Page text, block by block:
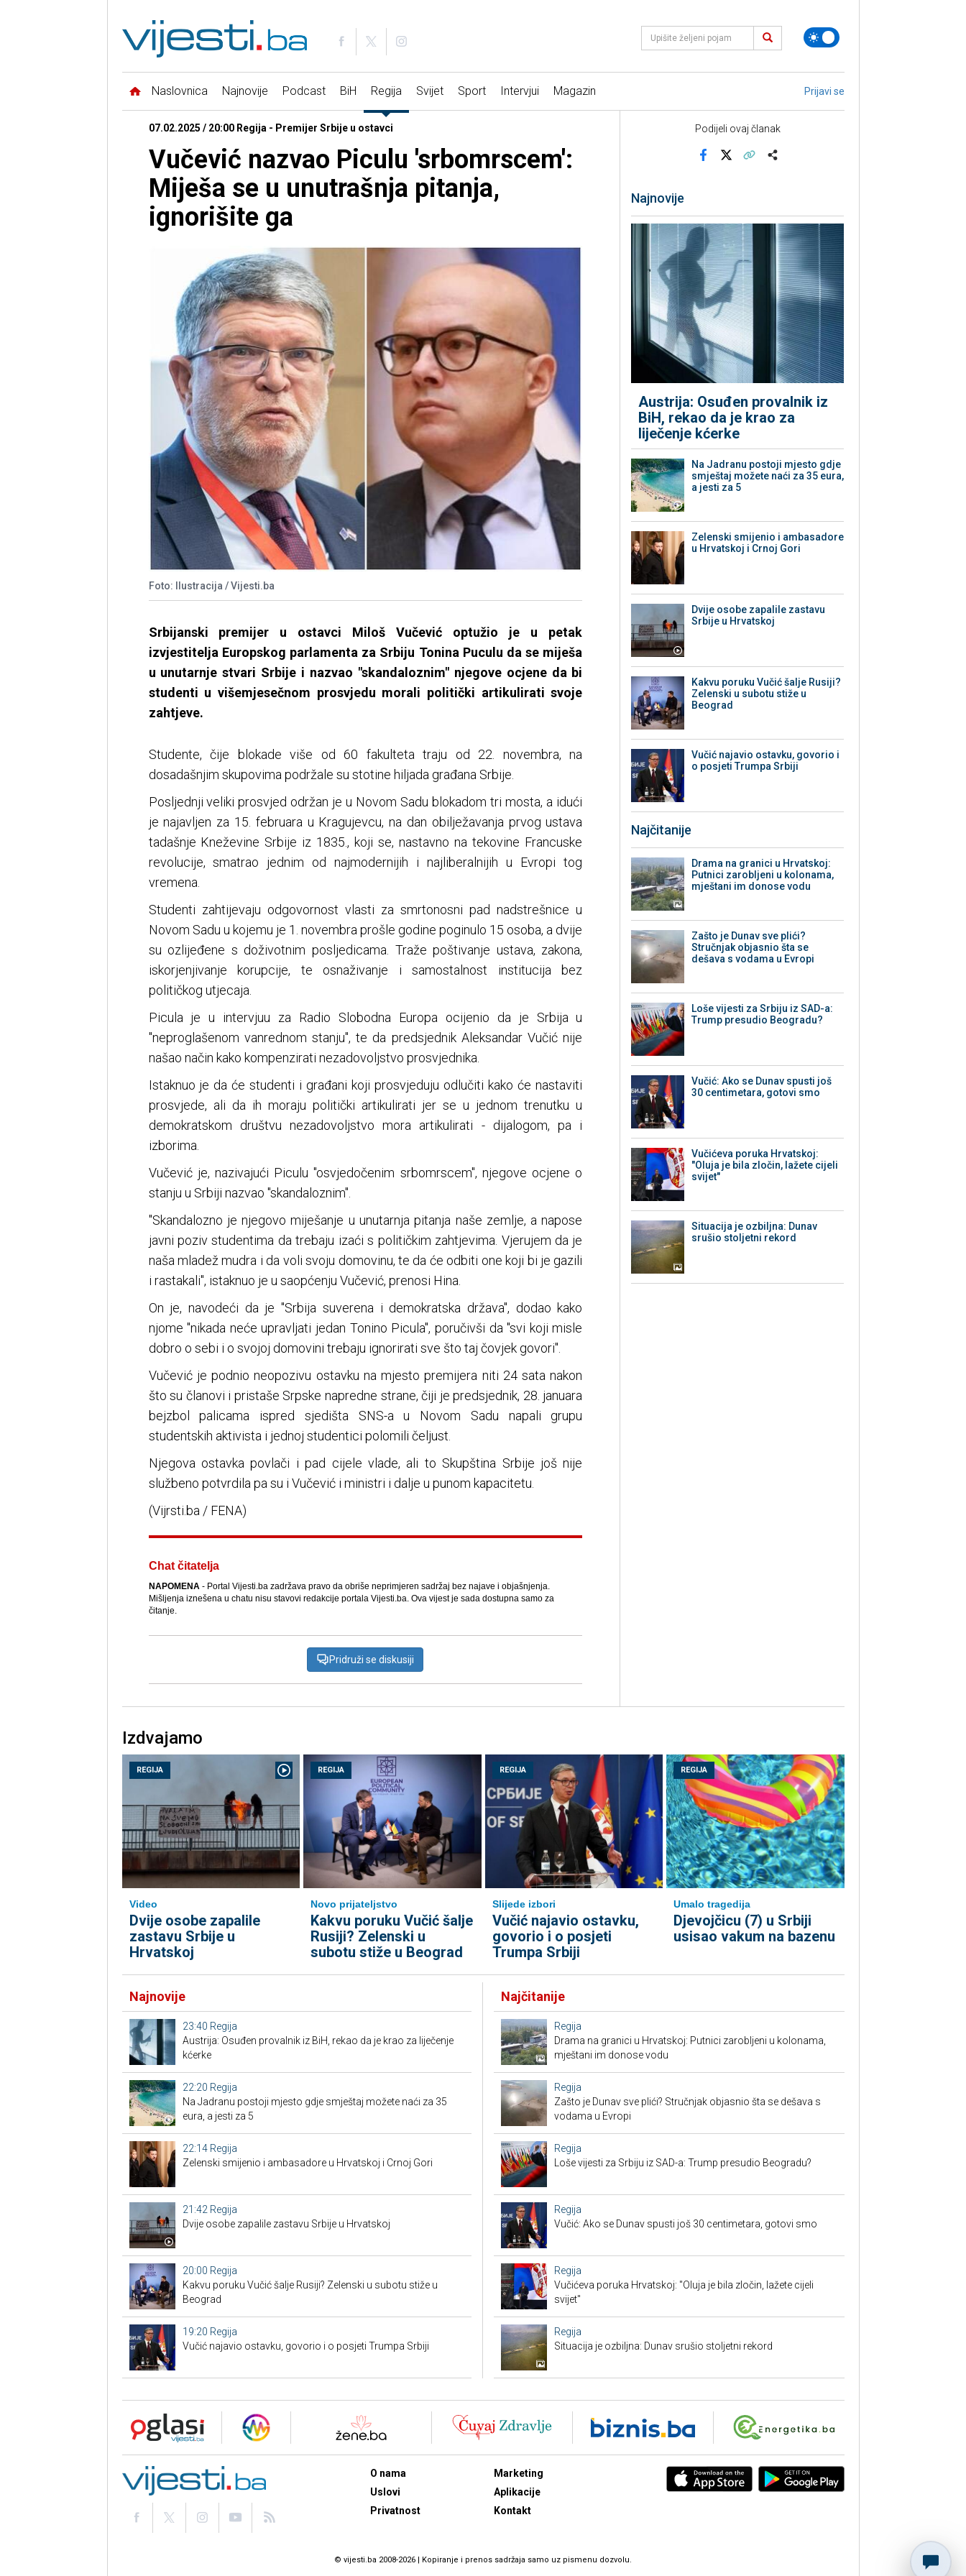
Naslovnica Najnovije Podcast BiH Regija Svijet Sport Intervjui Magazin Prijavi se
07.02.2025 / 20:00 Regija - Premijer Srbije u ostavci
Vučević nazvao Piculu 'srbomrscem':
Miješa se u unutrašnja pitanja,
ignorišite ga
Foto: Ilustracija / Vijesti.ba
Srbijanski premijer u ostavci Miloš Vučević optužio je u petak
izvjestitelja Europskog parlamenta za Srbiju Tonina Puculu da se miješa
u unutarnje stvari Srbije i nazvao "skandaloznim" njegove ocjene da bi
studenti u višemjesečnom prosvjedu morali politički artikulirati svoje
zahtjeve.
Studente, čije blokade više od 60 fakulteta traju od 22. novembra, na
dosadašnjim skupovima podržale su stotine hiljada građana Srbije.
Posljednji veliki prosvjed održan je u Novom Sadu blokadom tri mosta, a idući
je najavljen za 15. februara u Kragujevcu, na dan obilježavanja prvog ustava
tadašnje Kneževine Srbije iz 1835., koji se, nastavno na tekovine Francuske
revolucije, smatrao jednim od najmodernijih i najliberalnijih u Evropi tog
vremena.
Studenti zahtijevaju odgovornost vlasti za smrtonosni pad nadstrešnice u
Novom Sadu u kojemu je 1. novembra prošle godine poginulo 15 osoba, a dvije
su ozlijeđene s doživotnim posljedicama. Traže poštivanje ustava, zakona,
iskorjenjivanje korupcije, te osnaživanje i samostalnost institucija bez
političkog utjecaja.
Picula je u intervjuu za Radio Slobodna Europa ocijenio da je Srbija u
"neproglašenom vanrednom stanju", te da predsjednik Aleksandar Vučić nije
našao način kako kompenzirati nezadovoljstvo prosvjednika.
Istaknuo je da će studenti i građani koji prosvjeduju odlučiti kako će nastaviti
prosvjede, ali da ih moraju politički artikulirati jer se u jednom trenutku u
demokratskom društvu nezadovoljstvo mora artikulirati - dijalogom, pa i
izborima.
Vučević je, nazivajući Piculu "osvjedočenim srbomrscem", njegove ocjene o
stanju u Srbiji nazvao "skandaloznim".
"Skandalozno je njegovo miješanje u unutarnja pitanja naše zemlje, a napose
javni poziv studentima da trebaju izaći s političkim zahtjevima. Vjerujem da je
naša mladež mudra i da voli svoju domovinu, te da će odbiti one koji bi je gazili
i rastakali", istaknuo je u saopćenju Vučević, prenosi Hina.
On je, navodeći da je "Srbija suverena i demokratska država", dodao kako
njome "nikada neće upravljati jedan Tonino Picula", poručivši da "svi koji misle
dobro o sebi i o svojoj domovini trebaju ignorirati sve što taj čovjek govori".
Vučević je podnio neopozivu ostavku na mjesto premijera niti 24 sata nakon
što su članovi i pristaše Srpske napredne strane, čiji je predsjednik, 28. januara
bejzbol palicama ispred sjedišta SNS-a u Novom Sadu napali grupu
studentskih aktivista i jednoj studentici polomili čeljust.
Njegova ostavka povlači i pad cijele vlade, ali to Skupština Srbije još nije
službeno potvrdila pa su i Vučević i ministri i dalje u punom kapacitetu.
(Vijrsti.ba / FENA)
Chat čitatelja
NAPOMENA- Portal Vijesti.ba zadržava pravo da obriše neprimjeren sadržaj bez najave i objašnjenja.
Mišljenja iznešena u chatu nisu stavovi redakcije portala Vijesti.ba. Ova vijest je sada dostupna samo za
čitanje.
Pridruži se diskusiji
Podijeli ovaj članak
Najnovije
Austrija: Osuđen provalnik iz
BiH, rekao da je krao za
liječenje kćerke
Na Jadranu postoji mjesto gdje
smještaj možete naći za 35 eura,
a jesti za 5
Zelenski smijenio i ambasadore
u Hrvatskoj i Crnoj Gori
Dvije osobe zapalile zastavu
Srbije u Hrvatskoj
Kakvu poruku Vučić šalje Rusiji?
Zelenski u subotu stiže u
Beograd
Vučić najavio ostavku, govorio i
o posjeti Trumpa Srbiji
Najčitanije
Drama na granici u Hrvatskoj:
Putnici zarobljeni u kolonama,
mještani im donose vodu
Zašto je Dunav sve plići?
Stručnjak objasnio šta se
dešava s vodama u Evropi
Loše vijesti za Srbiju iz SAD-a:
Trump presudio Beogradu?
Vučić: Ako se Dunav spusti još
30 centimetara, gotovi smo
Vučićeva poruka Hrvatskoj:
"Oluja je bila zločin, lažete cijeli
svijet"
Situacija je ozbiljna: Dunav
srušio stoljetni rekord
Izdvajamo
REGIJA
Video
Dvije osobe zapalile
zastavu Srbije u
Hrvatskoj
REGIJA
Novo prijateljstvo
Kakvu poruku Vučić šalje
Rusiji? Zelenski u
subotu stiže u Beograd
REGIJA
Slijede izbori
Vučić najavio ostavku,
govorio i o posjeti
Trumpa Srbiji
REGIJA
Umalo tragedija
Djevojčicu (7) u Srbiji
usisao vakum na bazenu
Najnovije
23:40 Regija
Austrija: Osuđen provalnik iz BiH, rekao da je krao za liječenje
kćerke
22:20 Regija
Na Jadranu postoji mjesto gdje smještaj možete naći za 35
eura, a jesti za 5
22:14 Regija
Zelenski smijenio i ambasadore u Hrvatskoj i Crnoj Gori
21:42 Regija
Dvije osobe zapalile zastavu Srbije u Hrvatskoj
20:00 Regija
Kakvu poruku Vučić šalje Rusiji? Zelenski u subotu stiže u
Beograd
19:20 Regija
Vučić najavio ostavku, govorio i o posjeti Trumpa Srbiji
Najčitanije
Regija
Drama na granici u Hrvatskoj: Putnici zarobljeni u kolonama,
mještani im donose vodu
Regija
Zašto je Dunav sve plići? Stručnjak objasnio šta se dešava s
vodama u Evropi
Regija
Loše vijesti za Srbiju iz SAD-a: Trump presudio Beogradu?
Regija
Vučić: Ako se Dunav spusti još 30 centimetara, gotovi smo
Regija
Vučićeva poruka Hrvatskoj: "Oluja je bila zločin, lažete cijeli
svijet"
Regija
Situacija je ozbiljna: Dunav srušio stoljetni rekord
O nama
Uslovi
Privatnost
Marketing
Aplikacije
Kontakt
© vijesti.ba 2008-2026 | Kopiranje i prenos sadržaja samo uz pismenu dozvolu.